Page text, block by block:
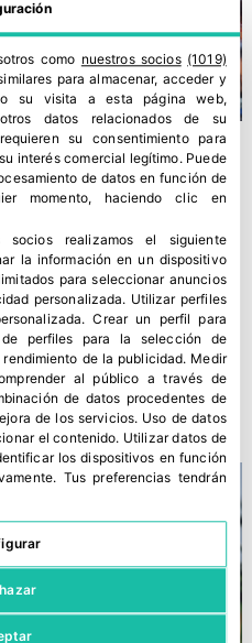
de la normativa F-Gas
como nuestros socios (1019)
para almacenar, acceder y
su visita a esta página web,
datos relacionados de su
su consentimiento para
interés comercial legítimo. Puede
de datos en función de
momento, haciendo clic en
socios realizamos el siguiente
la información en un dispositivo
para seleccionar anuncios
personalizada. Utilizar perfiles
.Crear un perfil para
perfiles para la selección de
rendimiento de la publicidad. Medir
al público a través de
de datos procedentes de
de los servicios. Uso de datos
el contenido. Utilizar datos de
los dispositivos en función
. Tus preferencias tendrán